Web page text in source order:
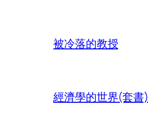
被冷落的教授
經濟學的世界(套書)